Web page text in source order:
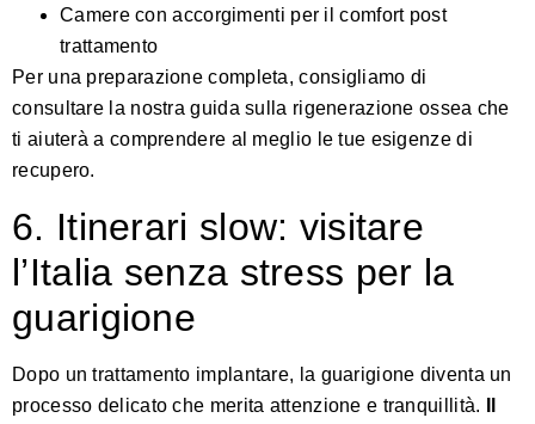
Camere con accorgimenti per il comfort post
trattamento
Per una preparazione completa, consigliamo di
consultare la nostra guida sulla rigenerazione ossea che
ti aiuterà a comprendere al meglio le tue esigenze di
recupero.
6. Itinerari slow: visitare
l’Italia senza stress per la
guarigione
Dopo un trattamento implantare, la guarigione diventa un
processo delicato che merita attenzione e tranquillità.